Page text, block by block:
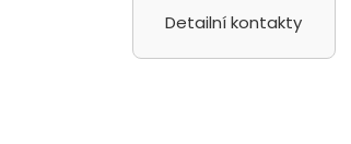
Detailní kontakty